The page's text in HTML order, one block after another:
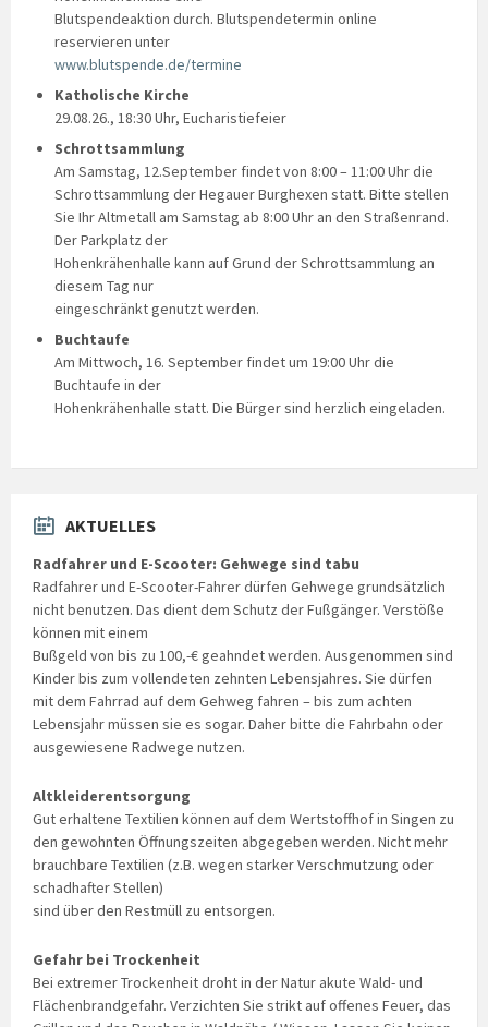
Blutspendeaktion durch. Blutspendetermin online
reservieren unter
www.blutspende.de/termine
Katholische Kirche
29.08.26., 18:30 Uhr, Eucharistiefeier
Schrottsammlung
Am Samstag, 12.September findet von 8:00 – 11:00 Uhr die
Schrottsammlung der Hegauer Burghexen statt. Bitte stellen
Sie Ihr Altmetall am Samstag ab 8:00 Uhr an den Straßenrand.
Der Parkplatz der
Hohenkrähenhalle kann auf Grund der Schrottsammlung an
diesem Tag nur
eingeschränkt genutzt werden.
Buchtaufe
Am Mittwoch, 16. September findet um 19:00 Uhr die
Buchtaufe in der
Hohenkrähenhalle statt. Die Bürger sind herzlich eingeladen.
AKTUELLES
Radfahrer und E-Scooter: Gehwege sind tabu
Radfahrer und E-Scooter-Fahrer dürfen Gehwege grundsätzlich
nicht benutzen. Das dient dem Schutz der Fußgänger. Verstöße
können mit einem
Bußgeld von bis zu 100,-€ geahndet werden. Ausgenommen sind
Kinder bis zum vollendeten zehnten Lebensjahres. Sie dürfen
mit dem Fahrrad auf dem Gehweg fahren – bis zum achten
Lebensjahr müssen sie es sogar. Daher bitte die Fahrbahn oder
ausgewiesene Radwege nutzen.
Altkleiderentsorgung
Gut erhaltene Textilien können auf dem Wertstoffhof in Singen zu
den gewohnten Öffnungszeiten abgegeben werden. Nicht mehr
brauchbare Textilien (z.B. wegen starker Verschmutzung oder
schadhafter Stellen)
sind über den Restmüll zu entsorgen.
Gefahr bei Trockenheit
Bei extremer Trockenheit droht in der Natur akute Wald- und
Flächenbrandgefahr. Verzichten Sie strikt auf offenes Feuer, das